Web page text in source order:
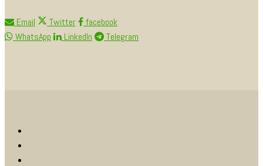
Email Twitter
facebook
WhatsApp
LinkedIn Telegram